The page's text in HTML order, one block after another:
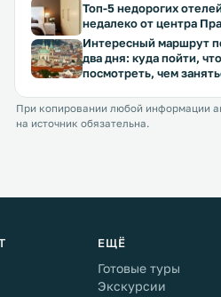
Топ-5 недорогих
недалеко от центра
Интересный маршрут
два дня: куда пойти, что
посмотреть, чем
При копировании любой информации
на источник обязательна.
ЕЩЁ
Готовые туры
Экскурсии